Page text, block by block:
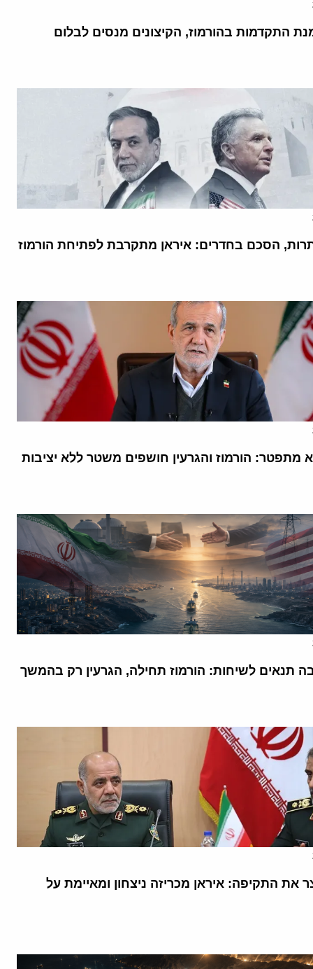
התקדמות בהורמוז, הקיצונים מנסים לבלום
הסכם בחדרים: איראן מתקרבת לפתיחת הורמוז
מתפטר: הורמוז והגרעין חושפים משטר ללא יציבות
תנאים לשיחות: הורמוז תחילה, הגרעין רק בהמשך
את התקיפה: איראן מכריזה ניצחון ומאיימת על